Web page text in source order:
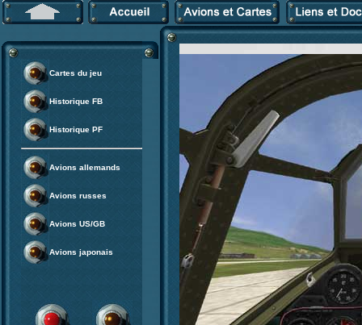
Cartes du jeu
Historique FB
Historique PF
Avions allemands
Avions russes
Avions US/GB
Avions japonais